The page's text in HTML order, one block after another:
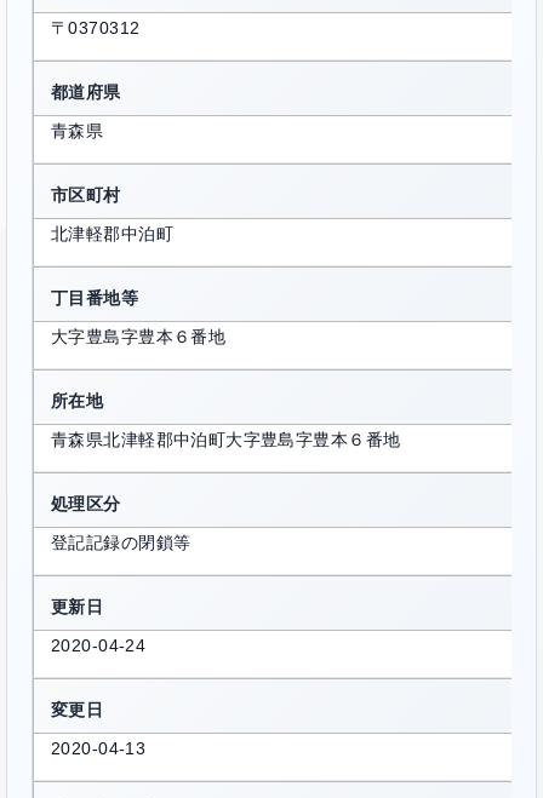
〒0370312
都道府県
青森県
市区町村
北津軽郡中泊町
丁目番地等
大字豊島字豊本６番地
所在地
青森県北津軽郡中泊町大字豊島字豊本６番地
処理区分
登記記録の閉鎖等
更新日
2020-04-24
変更日
2020-04-13